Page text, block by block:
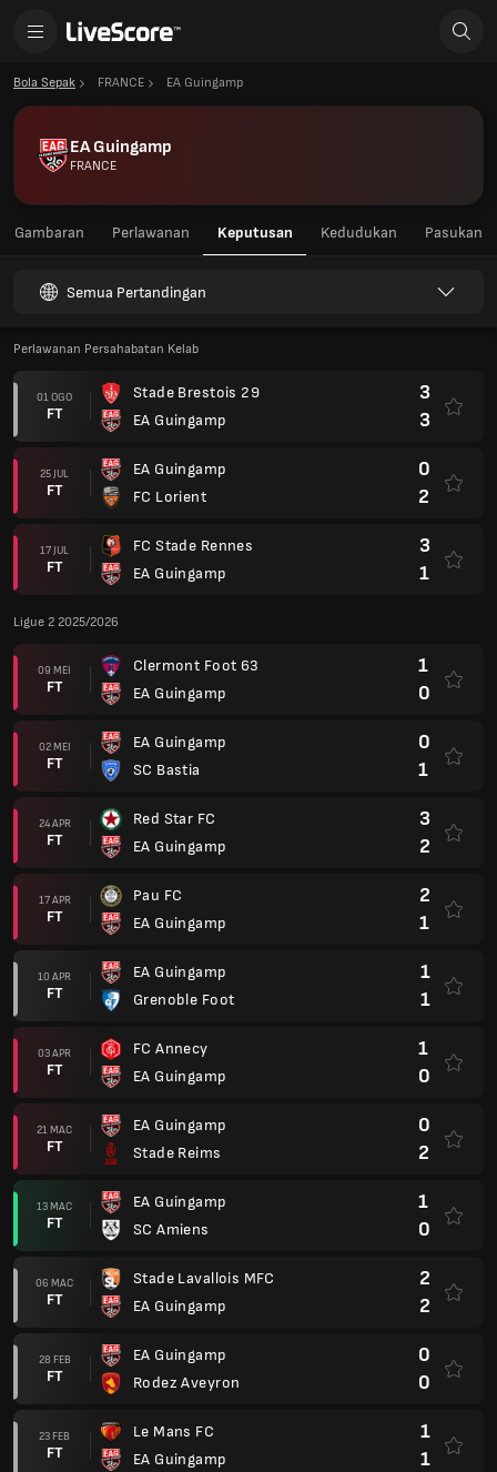
Bola Sepak FRANCE EA Guingamp
EA Guingamp
FRANCE
Gambaran Perlawanan Keputusan Kedudukan Pasukan
Semua Pertandingan
Perlawanan Persahabatan Kelab
01 OGO
FT
Stade Brestois 29
EA Guingamp
3
3
25 JUL
FT
EA Guingamp
FC Lorient
0
2
17 JUL
FT
FC Stade Rennes
EA Guingamp
3
1
Ligue 2 2025/2026
09 MEI
FT
Clermont Foot 63
EA Guingamp
1
0
02 MEI
FT
EA Guingamp
SC Bastia
0
1
24 APR
FT
Red Star FC
EA Guingamp
3
2
17 APR
FT
Pau FC
EA Guingamp
2
1
10 APR
FT
EA Guingamp
Grenoble Foot
1
1
03 APR
FT
FC Annecy
EA Guingamp
1
0
21 MAC
FT
EA Guingamp
Stade Reims
0
2
13 MAC
FT
EA Guingamp
SC Amiens
1
0
06 MAC
FT
Stade Lavallois MFC
EA Guingamp
2
2
28 FEB
FT
EA Guingamp
Rodez Aveyron
0
0
23 FEB
FT
Le Mans FC
EA Guingamp
1
1